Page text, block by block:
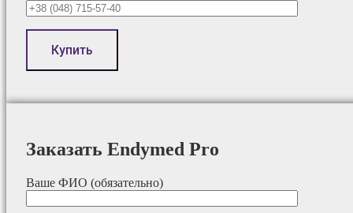
Заказать Endymed Pro
Ваше ФИО (обязательно)